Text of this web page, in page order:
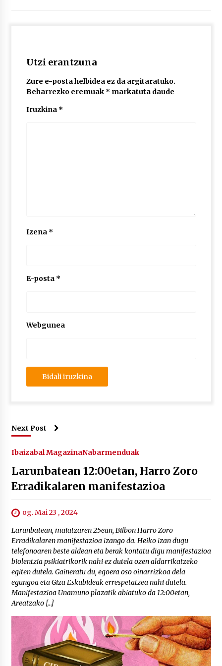
Utzi erantzuna
Zure e-posta helbidea ez da argitaratuko.
Beharrezko eremuak * markatuta daude
Iruzkina *
Izena *
E-posta *
Webgunea
Next Post
Ibaizabal MagazinaNabarmenduak
Larunbatean 12:00etan, Harro Zoro
Erradikalaren manifestazioa
og. Mai 23 , 2024
Larunbatean, maiatzaren 25ean, Bilbon Harro Zoro
Erradikalaren manifestazioa izango da. Heiko izan dugu
telefonoaren beste aldean eta berak kontatu digu manifestazioa
biolentzia psikiatrikorik nahi ez dutela ozen aldarrikatzeko
egiten dutela. Gaineratu du, egoera oso oinarrizkoa dela
egungoa eta Giza Eskubideak errespetatzea nahi dutela.
Manifestazioa Unamuno plazatik abiatuko da 12:00etan,
Areatzako […]